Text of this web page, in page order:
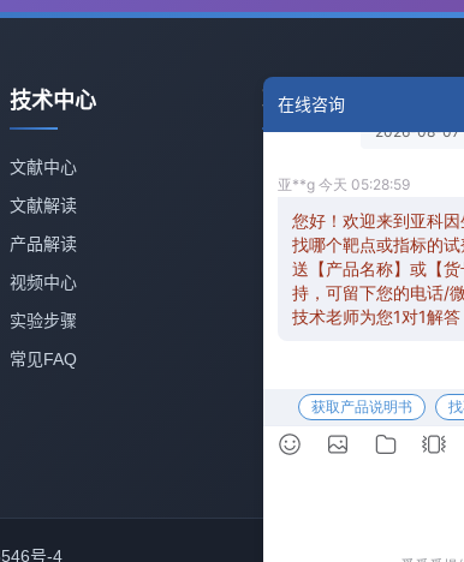
技术中心
文献中心
文献解读
产品解读
视频中心
实验步骤
常见FAQ
联系我们
订购邮箱：
技术邮箱：
工作时间：周一至周五
号-4 隐私政
在线咨询